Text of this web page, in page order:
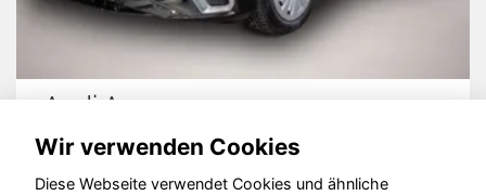
Audi A4
Wir verwenden Cookies
Diese Webseite verwendet Cookies und ähnliche